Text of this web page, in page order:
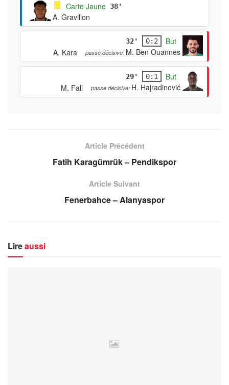
Carte Jaune 38'
A. Gravillon
32' 0:2
But
A. Kara
passe décisive: M. Ben Ouannes
29' 0:1
But
M. Fall
passe décisive: H. Hajradinović
Article Précédent
Fatih Karagümrük – Pendikspor
Article Suivant
Fenerbahce – Alanyaspor
Lireaussi